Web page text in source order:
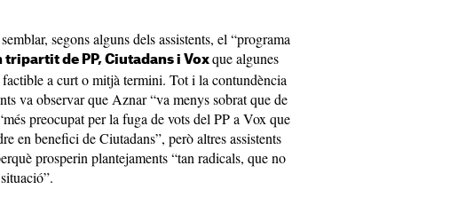
segons alguns dels assistents, el “programa
tripartit de PP, Ciutadans i Voxque algunes
factible a curt o mitjà termini. Tot i la contundència
va observar que Aznar “va menys sobrat que de
preocupat per la fuga de vots del PP a Vox que
en benefici de Ciutadans”, però altres assistents
prosperin plantejaments “tan radicals, que no